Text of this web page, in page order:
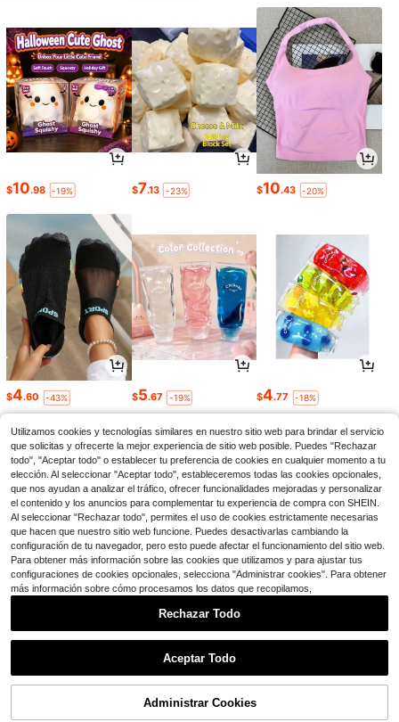
1
$10.98 -19% $7.13 -23% $10.43 -20%
$4.60 -43% $5.67 -19% $4.77 -18%
Volver al principio
Utilizamos cookies y tecnologías similares en nuestro sitio web para brindar el servicio
que solicitas y ofrecerte la mejor experiencia de sitio web posible. Puedes "Rechazar
todo", "Aceptar todo" o establecer tu preferencia de cookies en cualquier momento a tu
elección. Al seleccionar "Aceptar todo", estableceremos todas las cookies opcionales,
que nos ayudan a analizar el tráfico, ofrecer funcionalidades mejoradas y personalizar
el contenido y los anuncios para complementar tu experiencia de compra con SHEIN.
Al seleccionar "Rechazar todo", permites el uso de cookies estrictamente necesarias
que hacen que nuestro sitio web funcione. Puedes desactivarlas cambiando la
configuración de tu navegador, pero esto puede afectar el funcionamiento del sitio web.
Para obtener más información sobre las cookies que utilizamos y para ajustar tus
configuraciones de cookies opcionales, selecciona "Administrar cookies". Para obtener
más información sobre cómo procesamos los datos que recopilamos,
Rechazar Todo
Aceptar Todo
Administrar Cookies